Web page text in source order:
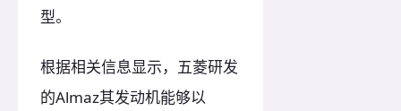
型。
根据相关信息显示，五菱研发
的Almaz其发动机能够以